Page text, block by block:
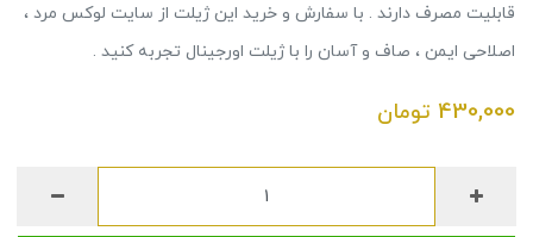
قابلیت مصرف دارند . با سفارش و خرید این ژیلت از سایت لوکس مرد ،
اصلاحی ایمن ، صاف و آسان را با ژیلت اورجینال تجربه کنید .
430,000 تومان